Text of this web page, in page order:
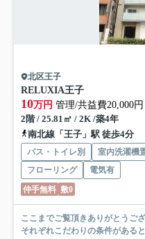
北区王子
RELUXIA王子
10万円 管理/共益費20,000円
2階 / 25.81㎡ / 2K /築4年
南北線「王子」駅 徒歩4分
バス・トイレ別 室内洗濯機
フローリング
電気有
仲手無料 敷0
ここまでご覧頂きありがとうございます。 お部屋探しの
それぞれこだわりの条件がある